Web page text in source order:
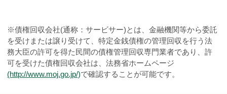
※債権回収会社(通称：サービサー)とは、金融機関等から委託
を受けまたは譲り受けて、特定金銭債権の管理回収を行う法
務大臣の許可を得た民間の債権管理回収専門業者であり、許
可を受けた債権回収会社は、法務省ホームページ
(http://www.moj.go.jp/)で確認することが可能です。